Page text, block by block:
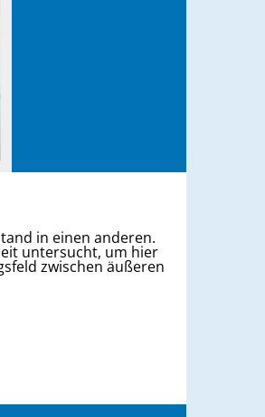
in einen anderen.
untersucht, um hier
zwischen äußeren